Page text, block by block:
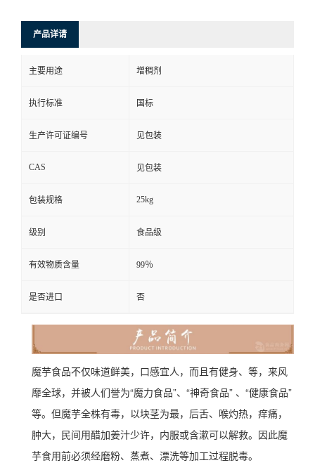
产品详请
主要用途 增稠剂
执行标准 国标
生产许可证编号 见包装
CAS 见包装
包装规格 25kg
级别 食品级
有效物质含量 99％
是否进口 否
魔芋食品不仅味道鲜美，口感宜人，而且有健身、等，来风
靡全球，并被人们誉为“魔力食品”、“神奇食品” 、“健康食品”
等。但魔芋全株有毒，以块茎为最，后舌、喉灼热，痒痛，
肿大，民间用醋加姜汁少许，内服或含漱可以解救。因此魔
芋食用前必须经磨粉、蒸煮、漂洗等加工过程脱毒。